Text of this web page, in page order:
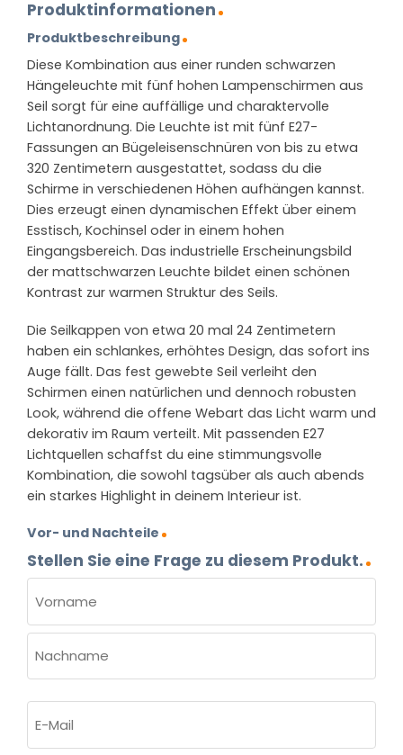
Produktinformationen
Produktbeschreibung
Diese Kombination aus einer runden schwarzen
Hängeleuchte mit fünf hohen Lampenschirmen aus
Seil sorgt für eine auffällige und charaktervolle
Lichtanordnung. Die Leuchte ist mit fünf E27-
Fassungen an Bügeleisenschnüren von bis zu etwa
320 Zentimetern ausgestattet, sodass du die
Schirme in verschiedenen Höhen aufhängen kannst.
Dies erzeugt einen dynamischen Effekt über einem
Esstisch, Kochinsel oder in einem hohen
Eingangsbereich. Das industrielle Erscheinungsbild
der mattschwarzen Leuchte bildet einen schönen
Kontrast zur warmen Struktur des Seils.
Die Seilkappen von etwa 20 mal 24 Zentimetern
haben ein schlankes, erhöhtes Design, das sofort ins
Auge fällt. Das fest gewebte Seil verleiht den
Schirmen einen natürlichen und dennoch robusten
Look, während die offene Webart das Licht warm und
dekorativ im Raum verteilt. Mit passenden E27
Lichtquellen schaffst du eine stimmungsvolle
Kombination, die sowohl tagsüber als auch abends
ein starkes Highlight in deinem Interieur ist.
Vor- und Nachteile
Stellen Sie eine Frage zu diesem Produkt.
(ERFORDERLICH)
Vorname
Mail